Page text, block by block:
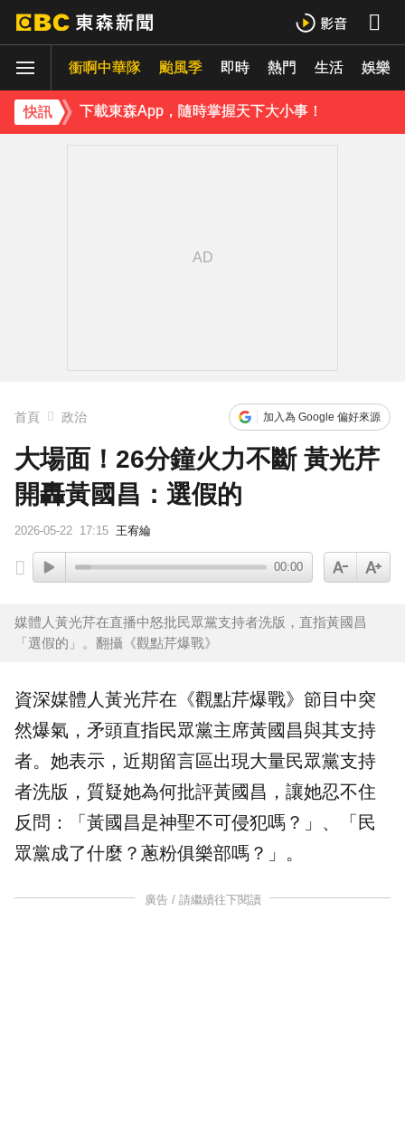
衝啊中華隊 颱風季 即時 熱門 生活 娛樂
快訊
下載東森App，隨時掌握天下大小事！
首頁 政治 加入為 Google 偏好來源
大場面！26分鐘火力不斷 黃光芹
開轟黃國昌：選假的
2026-05-22 17:15 王宥綸
00:00
媒體人黃光芹在直播中怒批民眾黨支持者洗版，直指黃國昌
「選假的」。翻攝《觀點芹爆戰》
資深媒體人黃光芹在《觀點芹爆戰》節目中突
然爆氣，矛頭直指民眾黨主席黃國昌與其支持
者。她表示，近期留言區出現大量民眾黨支持
者洗版，質疑她為何批評黃國昌，讓她忍不住
反問：「黃國昌是神聖不可侵犯嗎？」、「民
眾黨成了什麼？蔥粉俱樂部嗎？」。
廣告 / 請繼續往下閱讀